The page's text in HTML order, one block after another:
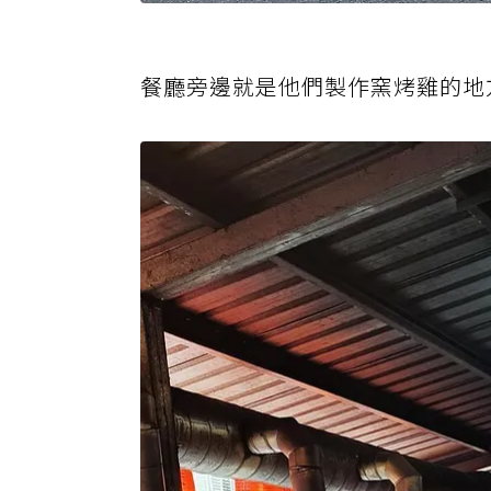
餐廳旁邊就是他們製作窯烤雞的